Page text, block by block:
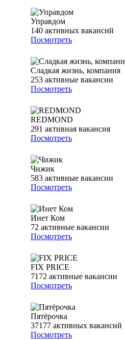
Управдом
140 активных вакансий
Посмотреть
Сладкая жизнь, компания
253 активные вакансии
Посмотреть
REDMOND
291 активная вакансия
Посмотреть
Чижик
583 активные вакансии
Посмотреть
Инет Ком
72 активные вакансии
Посмотреть
FIX PRICE
7172 активные вакансии
Посмотреть
Пятёрочка
37177 активных вакансий
Посмотреть